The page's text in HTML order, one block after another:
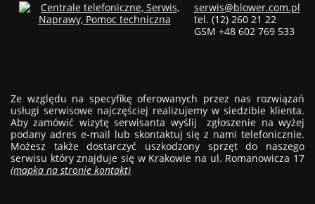
serwis@blower.com.pl
tel. (12) 260 21 22
GSM +48 602 769 533
Ze względu na specyfikę oferowanych przez nas rozwiązań
usługi serwisowe najczęściej realizujemy w siedzibie klienta.
Aby zamówić wizytę serwisanta wyślij zgłoszenie na wyżej
podany adres e-mail lub skontaktuj się z nami telefonicznie.
Możesz także dostarczyć uszkodzony sprzęt do naszego
serwisu który znajduje się w Krakowie na ul. Romanowicza 17
(mapka na stronie kontakt)